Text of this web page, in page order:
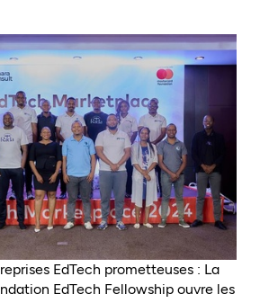
EdTech prometteuses : La
EdTech Fellowship ouvre les